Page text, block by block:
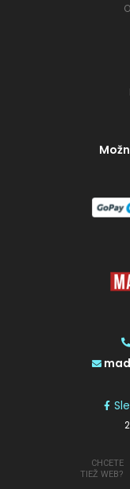
CHCETE
TIEŽ WEB?